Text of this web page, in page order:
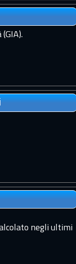
negli ultimi